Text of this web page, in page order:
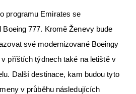
programu Emirates se
Boeing 777. Kromě Ženevy bude
své modernizované Boeingy
příštích týdnech také na letiště v
Další destinace, kam budou tyto
v průběhu následujících